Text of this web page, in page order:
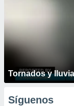
Tornados y
Síguenos